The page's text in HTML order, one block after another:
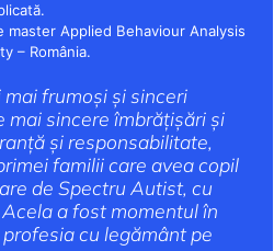
master Applied Behaviour Analysis
– România.
frumoși și sinceri
mai sincere îmbrățișări și
și responsabilitate,
familii care avea copil
de Spectru Autist, cu
a fost momentul în
cu legământ pe